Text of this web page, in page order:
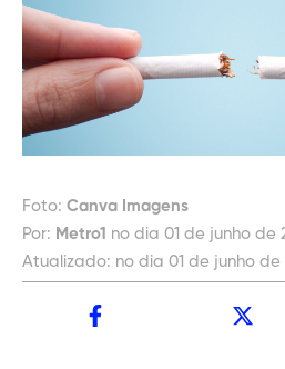
Foto: Canva Imagens
Por: Metro1 no dia 01 de junho de
Atualizado: no dia 01 de junho de